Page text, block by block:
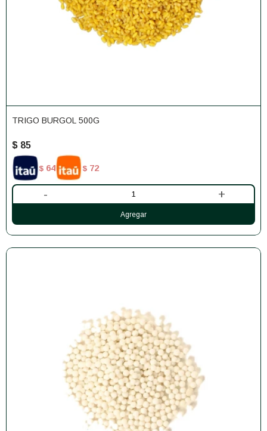
TRIGO BURGOL 500G
$ 85
$ 64 $ 72
- +